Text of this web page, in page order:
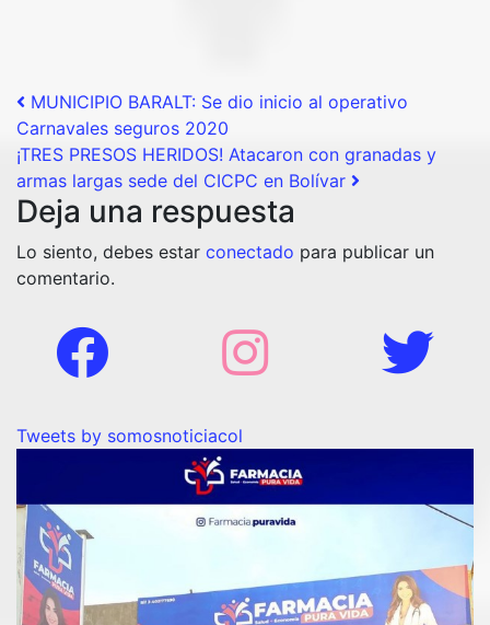
Post navigation
MUNICIPIO BARALT: Se dio inicio al operativo
Carnavales seguros 2020
¡TRES PRESOS HERIDOS! Atacaron con granadas y
armas largas sede del CICPC en Bolívar
Deja una respuesta
Lo siento, debes estar conectado para publicar un
comentario.
Tweets by somosnoticiacol